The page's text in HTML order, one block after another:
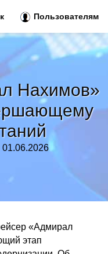
Нахимов»
«Адмирал
этап
Пользователям